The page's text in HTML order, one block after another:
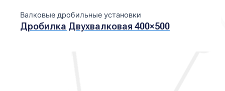
Валковые дробильные установки
Дробилка Двухвалковая 400×500